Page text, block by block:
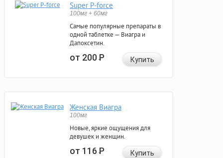
Super P-force
100мг + 60мг
Самые популярные препараты в
одной таблетке — Виагра и
Дапоксетин.
от 200Р Купить
Женская Виагра
100мг
Новые, яркие ощущения для
девушек и женщин.
от 116Р Купить